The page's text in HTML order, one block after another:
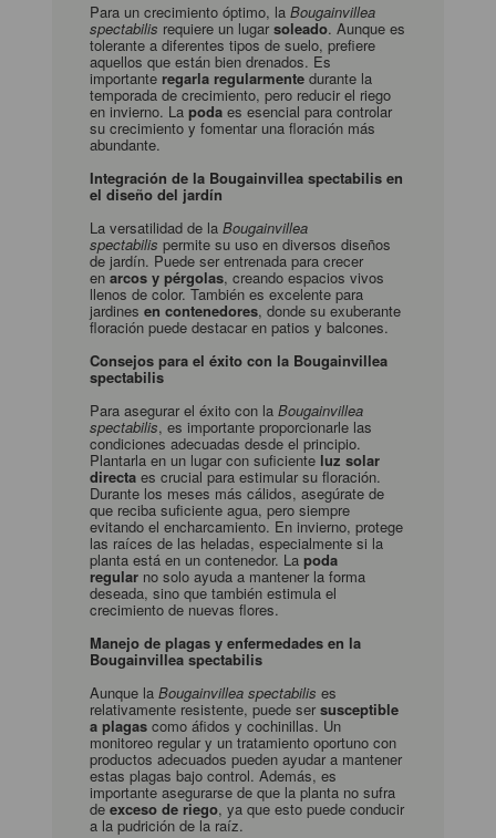
Para un crecimiento óptimo, laBougainvillea
spectabilis requiere un lugarsoleado. Aunque es
tolerante a diferentes tipos de suelo, prefiere
aquellos que están bien drenados. Es
importante regarla regularmentedurante la
temporada de crecimiento, pero reducir el riego
en invierno. Lapodaes esencial para controlar
su crecimiento y fomentar una floración más
abundante.
Integración de la Bougainvillea spectabilis en
el diseño del jardín
La versatilidad de laBougainvillea
spectabilis permite su uso en diversos diseños
de jardín. Puede ser entrenada para crecer
en arcos y pérgolas, creando espacios vivos
llenos de color. También es excelente para
jardinesen contenedores, donde su exuberante
floración puede destacar en patios y balcones.
Consejos para el éxito con la Bougainvillea
spectabilis
Para asegurar el éxito con laBougainvillea
spectabilis, es importante proporcionarle las
condiciones adecuadas desde el principio.
Plantarla en un lugar con suficiente luz solar
directaes crucial para estimular su floración.
Durante los meses más cálidos, asegúrate de
que reciba suficiente agua, pero siempre
evitando el encharcamiento. En invierno, protege
las raíces de las heladas, especialmente si la
planta está en un contenedor. Lapoda
regular no solo ayuda a mantener la forma
deseada, sino que también estimula el
crecimiento de nuevas flores.
Manejo de plagas y enfermedades en la
Bougainvillea spectabilis
Aunque laBougainvillea spectabilis es
relativamente resistente, puede sersusceptible
a plagas como áfidos y cochinillas. Un
monitoreo regular y un tratamiento oportuno con
productos adecuados pueden ayudar a mantener
estas plagas bajo control. Además, es
importante asegurarse de que la planta no sufra
deexceso de riego, ya que esto puede conducir
a la pudrición de la raíz.